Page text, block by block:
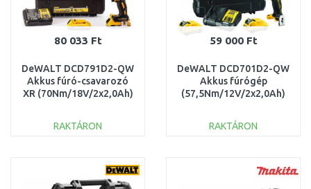
80 033 Ft
DeWALT DCD791D2-QW
Akkus fúró-csavarozó
XR (70Nm/18V/2x2,0Ah)
RAKTÁRON
Összehasonlítás
59 000 Ft
DeWALT DCD701D2-QW
Akkus fúrógép
(57,5Nm/12V/2x2,0Ah)
RAKTÁRON
Összehasonlítás